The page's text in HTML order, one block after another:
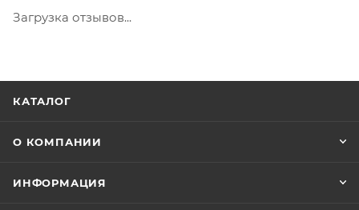
Загрузка отзывов...
КАТАЛОГ
О КОМПАНИИ
ИНФОРМАЦИЯ